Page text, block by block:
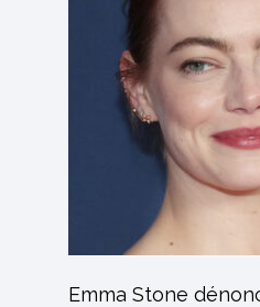
Emma Stone